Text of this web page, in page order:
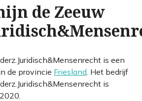
de Zeeuw
is een
de provincie Friesland . Het bedrijf
is